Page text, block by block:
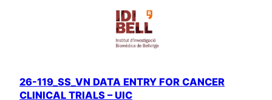
26-119_SS_VN DATA ENTRY FOR CANCER
CLINICAL TRIALS – UIC